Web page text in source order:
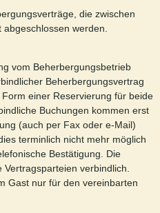
die zwischen
werden.
vom Beherbergungsbetrieb
Beherbergungsvertrag
einer Reservierung für beide
Buchungen kommen erst
(auch per Fax oder e-Mail)
terminlich nicht mehr möglich
Bestätigung. Die
verbindlich.
Gast nur für den vereinbarten